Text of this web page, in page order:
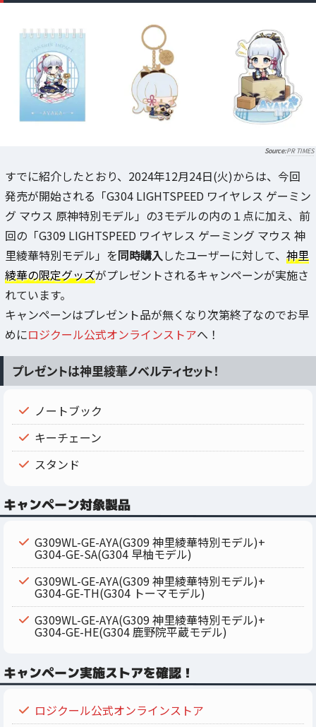
PR TIMES
すでに紹介したとおり、2024年12月24日(火)からは、今回
発売が開始される「G304 LIGHTSPEED ワイヤレス ゲーミン
グ マウス 原神特別モデル」の3モデルの内の１点に加え、前
回の「G309 LIGHTSPEED ワイヤレス ゲーミング マウス 神
里綾華特別モデル」を同時購入したユーザーに対して、 神里
綾華の限定グッズがプレゼントされるキャンペーンが実施さ
れています。
キャンペーンはプレゼント品が無くなり次第終了なのでお早
めにロジクール公式オンラインストアへ！
プレゼントは神里綾華ノベルティセット！
ノートブック
キーチェーン
スタンド
キャンペーン対象製品
G309WL-GE-AYA(G309 神里綾華特別モデル)+
G304-GE-SA(G304 早柚モデル)
G309WL-GE-AYA(G309 神里綾華特別モデル)+
G304-GE-TH(G304 トーマモデル)
G309WL-GE-AYA(G309 神里綾華特別モデル)+
G304-GE-HE(G304 鹿野院平蔵モデル)
キャンペーン実施ストアを確認！
ロジクール公式オンラインストア